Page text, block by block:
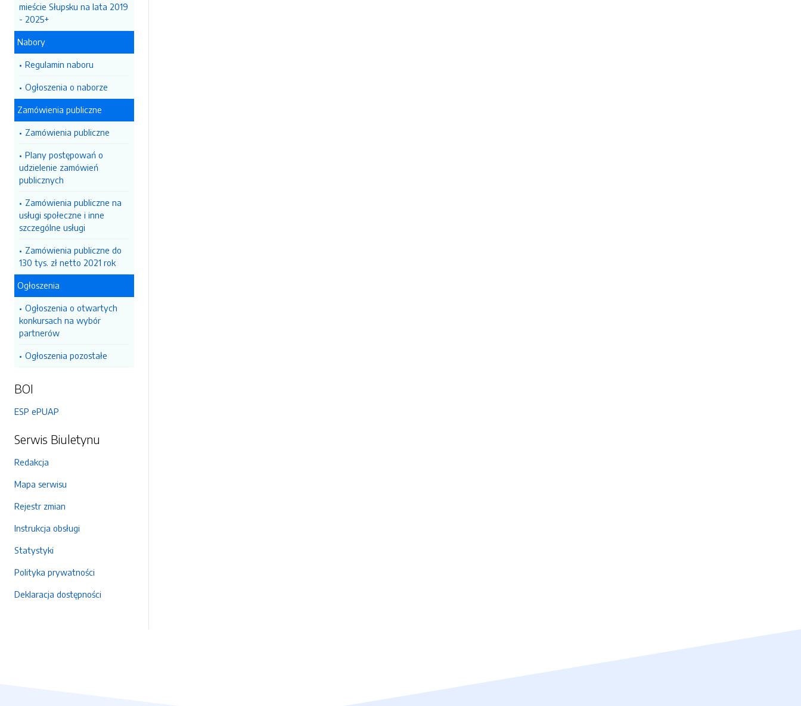
mieście Słupsku na lata 2019
- 2025+
Nabory
Regulamin naboru
Ogłoszenia o naborze
Zamówienia publiczne
Zamówienia publiczne
Plany postępowań o
udzielenie zamówień
publicznych
Zamówienia publiczne na
usługi społeczne i inne
szczególne usługi
Zamówienia publiczne do
130 tys. zł netto 2021 rok
Ogłoszenia
Ogłoszenia o otwartych
konkursach na wybór
partnerów
Ogłoszenia pozostałe
BOI
ESP ePUAP
Serwis Biuletynu
Redakcja
Mapa serwisu
Rejestr zmian
Instrukcja obsługi
Statystyki
Polityka prywatności
Deklaracja dostępności